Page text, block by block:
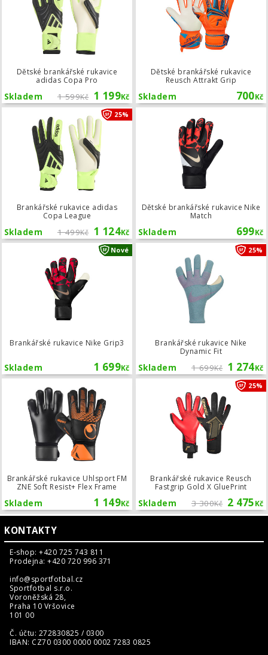
Dětské brankářské rukavice
adidas Copa Pro
1 599Kč 1 199Kč
Skladem
Dětské brankářské rukavice
Reusch Attrakt Grip
700Kč
Skladem
Brankářské rukavice adidas
Copa League
1 499Kč 1 124Kč
Skladem
25%
Dětské brankářské rukavice Nike
Match
699Kč
Skladem
Brankářské rukavice Nike Grip3
1 699Kč
Skladem
Nové Brankářské rukavice Nike Grip3
Brankářské rukavice Nike
Dynamic Fit
1 699Kč 1 274Kč
Skladem
25%
Brankářské rukavice Uhlsport FM
ZNE Soft Resist+ Flex Frame
1 149Kč
Skladem
Brankářské rukavice Uhlsport FM
Brankářské rukavice Reusch
Fastgrip Gold X GluePrint
3 300Kč 2 475Kč
Skladem
25%
KONTAKTY
E-shop: +420 725 743 811
Prodejna: +420 720 996 371
info@sportfotbal.cz
Sportfotbal s.r.o.
Voroněžská 28,
Praha 10 Vršovice
101 00
Č. účtu: 272830825 / 0300
IBAN: CZ70 0300 0000 0002 7283 0825